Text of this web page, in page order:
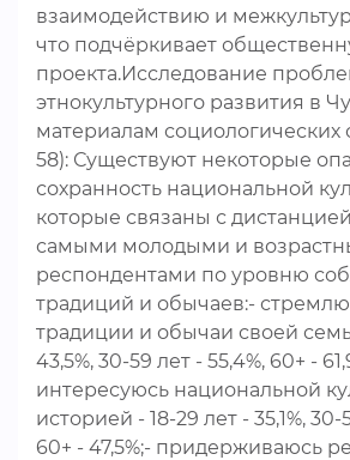
взаимодействию и
что подчёркивает
проекта.Исследование
этнокультурного развития в
материалам социологических
58): Существуют некоторые
сохранность национальной
которые связаны с
самыми молодыми и
респондентами по уровню
традиций и обычаев:-
традиции и обычаи своей
43,5%, 30-59 лет - 55,4%, 60+ -
интересуюсь национальной
историей - 18-29 лет - 35,1%, 30-
60+ - 47,5%;- придерживаюсь